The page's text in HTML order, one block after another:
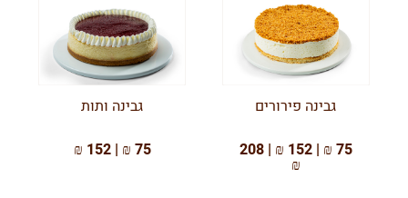
גבינה פירורים
75 ₪ | 152 ₪ | 208
₪
גבינה ותות
75 ₪ | 152 ₪